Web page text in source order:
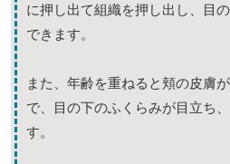
に押し出て組織を押し出し、目
できます。
また、年齢を重ねると頬の皮膚
で、目の下のふくらみが目立ち
す。